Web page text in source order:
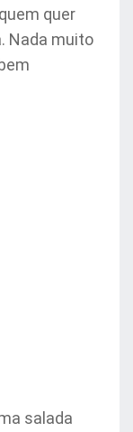
quer
Nada muito
salada